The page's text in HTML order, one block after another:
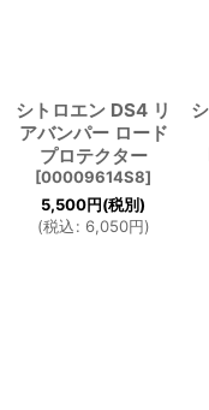
シトロエン DS4 リ
アバンパー ロード
プロテクター
[00009614S8]
5,500円(税別)
(税込: 6,050円)